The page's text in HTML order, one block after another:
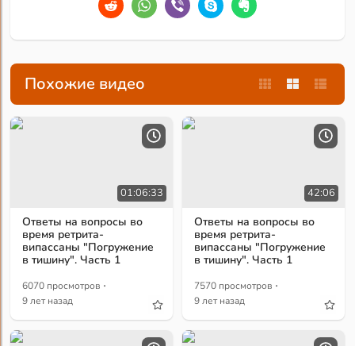
Похожие видео
01:06:33
Ответы на вопросы во
время ретрита-
випассаны "Погружение
в тишину". Часть 1
6070 просмотров ·
9 лет назад
42:06
Ответы на вопросы во
время ретрита-
випассаны "Погружение
в тишину". Часть 1
7570 просмотров ·
9 лет назад